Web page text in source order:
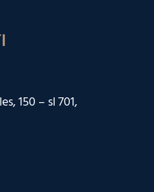
150 – sl 701,